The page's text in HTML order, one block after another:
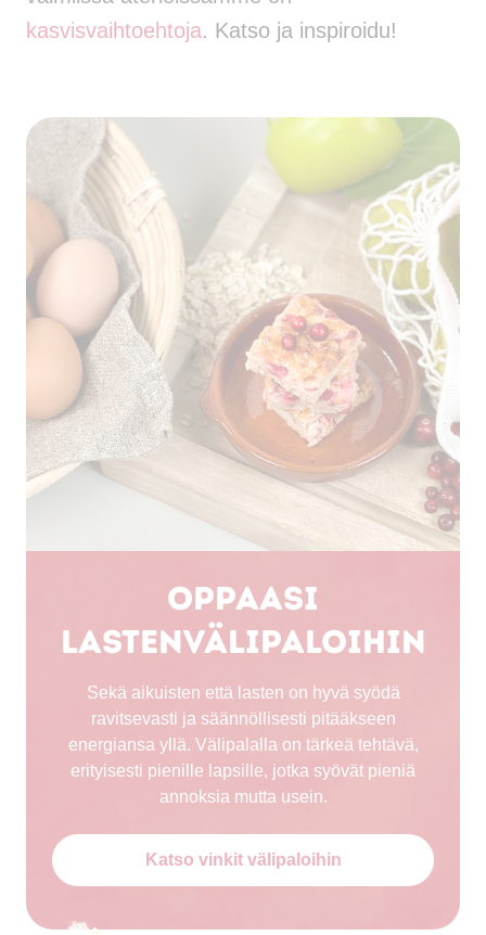
kasvisvaihtoehtoja. Katso ja inspiroidu!
Oppaasi
lastenvälipaloihin
Sekä aikuisten että lasten on hyvä syödä
ravitsevasti ja säännöllisesti pitääkseen
energiansa yllä. Välipalalla on tärkeä tehtävä,
erityisesti pienille lapsille, jotka syövät pieniä
annoksia mutta usein.
Katso vinkit välipaloihin